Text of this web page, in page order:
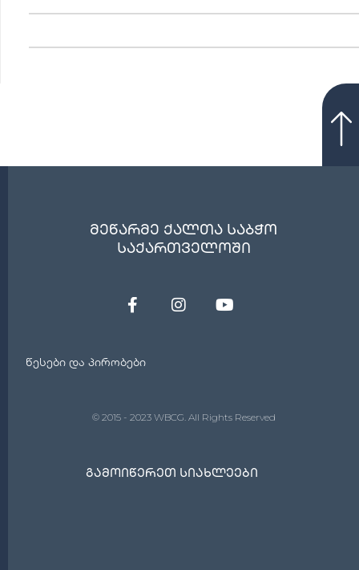
მეწარმე ქალთა საბჭო
საქართველოში
წესები და პირობები
© 2015 - 2023 WBCG. All Rights Reserved
Გამოიწერეთ Სიახლეები